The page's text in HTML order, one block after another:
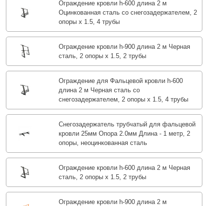
Ограждение кровли h-600 длина 2 м
Оцинкованная сталь со снегозадержателем, 2
опоры х 1.5, 4 трубы
Ограждение кровли h-900 длина 2 м Черная
сталь, 2 опоры х 1.5, 2 трубы
Ограждение для Фальцевой кровли h-600
длина 2 м Черная сталь со
снегозадержателем, 2 опоры х 1.5, 4 трубы
Снегозадержатель трубчатый для фальцевой
кровли 25мм Опора 2.0мм Длина - 1 метр, 2
опоры, неоцинкованная сталь
Ограждение кровли h-600 длина 2 м Черная
сталь, 2 опоры х 1.5, 2 трубы
Ограждение кровли h-900 длина 2 м